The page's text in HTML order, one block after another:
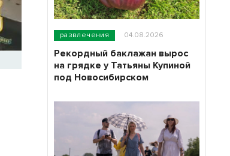
развлечения 04.08.2026
Рекордный баклажан вырос
на грядке у Татьяны Купиной
под Новосибирском